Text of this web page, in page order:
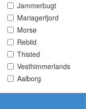
Jammerbugt
Mariagerfjord
Morsø
Rebild
Thisted
Vesthimmerlands
Aalborg